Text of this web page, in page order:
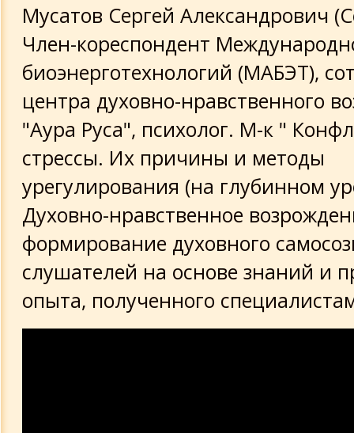
Мусатов Сергей Александрович
Член-кореспондент
биоэнерготехнологий (МАБЭТ),
центра духовно-нравственного
"Аура Руса", психолог. М-к "
стрессы. Их причины и методы
урегулирования (на глубинном
Духовно-нравственное
формирование духовного
слушателей на основе знаний и
опыта, полученного